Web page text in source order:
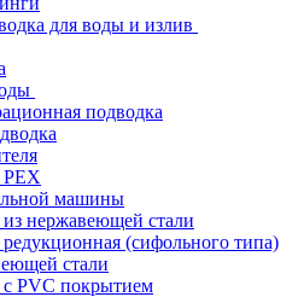
для воды и излив
подводка
машины
нержавеющей стали
(сифольного типа)
стали
PVC покрытием